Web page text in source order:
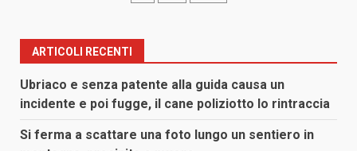
articoli
ARTICOLI RECENTI
Ubriaco e senza patente alla guida causa un
incidente e poi fugge, il cane poliziotto lo rintraccia
Si ferma a scattare una foto lungo un sentiero in